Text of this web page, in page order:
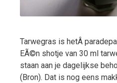
Tarwegras is hetÂ
EÃ©n shotje van 30 ml
staan aan je dagelijkse
(Bron). Dat is nog eens